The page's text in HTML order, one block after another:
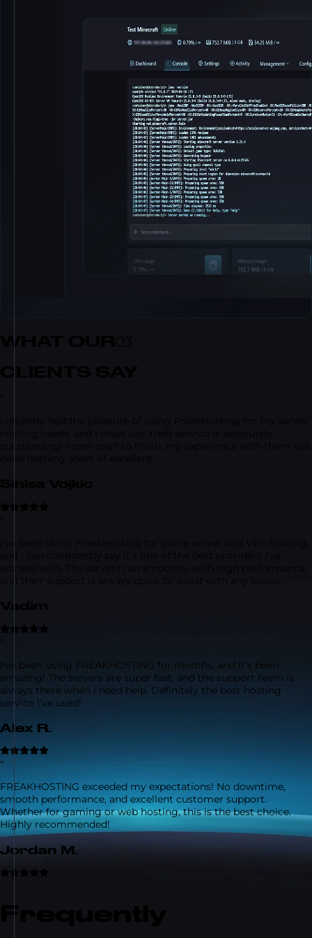
“
I've been using FREAKHOSTING for months, and it's been
amazing! The servers are super fast, and the support team is
always there when I need help. Definitely the best hosting
service I've used!
Alex R.
“
FREAKHOSTING exceeded my expectations! No downtime,
smooth performance, and excellent customer support.
Whether for gaming or web hosting, this is the best choice.
Highly recommended!
Jordan M.